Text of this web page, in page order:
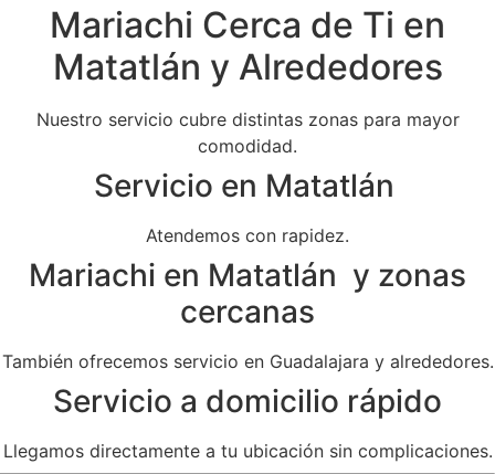
Mariachi Cerca de Ti en
Matatlán y Alrededores
Nuestro servicio cubre distintas zonas para mayor
comodidad.
Servicio en Matatlán
Atendemos con rapidez.
Mariachi en Matatlán y zonas
cercanas
También ofrecemos servicio en Guadalajara y alrededores.
Servicio a domicilio rápido
Llegamos directamente a tu ubicación sin complicaciones.